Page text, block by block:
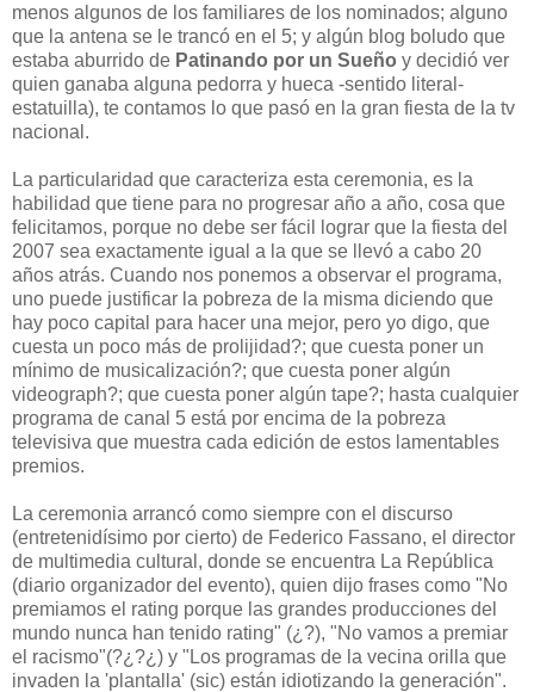
menos algunos de los familiares de los nominados; alguno
que la antena se le trancó en el 5; y algún blog boludo que
estaba aburrido de Patinando por un Sueño y decidió ver
quien ganaba alguna pedorra y hueca -sentido literal-
estatuilla), te contamos lo que pasó en la gran fiesta de la tv
nacional.
La particularidad que caracteriza esta ceremonia, es la
habilidad que tiene para no progresar año a año, cosa que
felicitamos, porque no debe ser fácil lograr que la fiesta del
2007 sea exactamente igual a la que se llevó a cabo 20
años atrás. Cuando nos ponemos a observar el programa,
uno puede justificar la pobreza de la misma diciendo que
hay poco capital para hacer una mejor, pero yo digo, que
cuesta un poco más de prolijidad?; que cuesta poner un
mínimo de musicalización?; que cuesta poner algún
videograph?; que cuesta poner algún tape?; hasta cualquier
programa de canal 5 está por encima de la pobreza
televisiva que muestra cada edición de estos lamentables
premios.
La ceremonia arrancó como siempre con el discurso
(entretenidísimo por cierto) de Federico Fassano, el director
de multimedia cultural, donde se encuentra La República
(diario organizador del evento), quien dijo frases como "No
premiamos el rating porque las grandes producciones del
mundo nunca han tenido rating" (¿?), "No vamos a premiar
el racismo"(?¿?¿) y "Los programas de la vecina orilla que
invaden la 'plantalla' (sic) están idiotizando la generación".